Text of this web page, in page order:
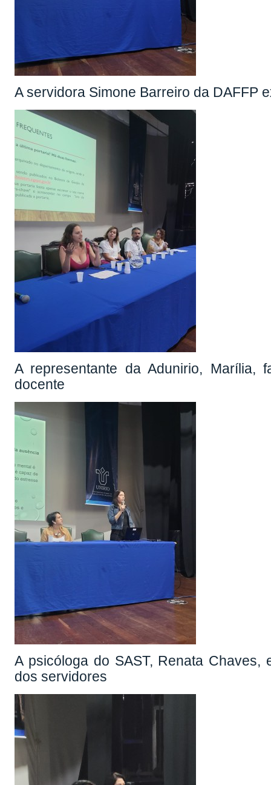
A servidora Simone Barreiro da DAFFP
A representante da Adunirio, Marília,
docente
A psicóloga do SAST, Renata
dos servidores